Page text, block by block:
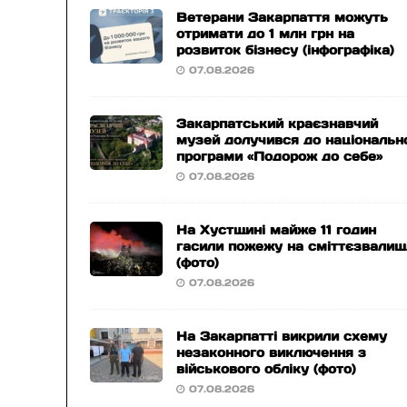
Ветерани Закарпаття можуть
отримати до 1 млн грн на
розвиток бізнесу (інфографіка)
07.08.2026
Закарпатський краєзнавчий
музей долучився до
програми «Подорож до себе»
07.08.2026
На Хустщині майже 11 годин
гасили пожежу на
(фото)
07.08.2026
На Закарпатті викрили схему
незаконного виключення з
військового обліку (фото)
07.08.2026